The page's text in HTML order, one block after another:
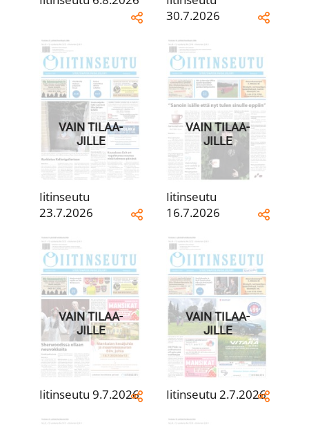
30.7.2026
Iitinseutu
23.7.2026
VAIN TILAA­
JILLE
Iitinseutu
16.7.2026
VAIN TILAA­
JILLE
Iitinseutu 9.7.2026
VAIN TILAA­
JILLE
Iitinseutu 2.7.2026
VAIN TILAA­
JILLE